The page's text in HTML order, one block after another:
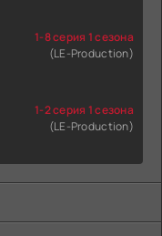
1-8 серия 1 сезона
(LE-Production)
1-2 серия 1 сезона
(LE-Production)